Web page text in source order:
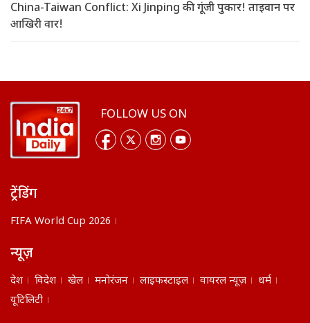
China-Taiwan Conflict: Xi Jinping की गूंजी पुकार! ताइवान पर
आखिरी वार!
FOLLOW US ON
ट्रेंडिंग
FIFA World Cup 2026
न्यूज़
देश विदेश खेल मनोरंजन लाइफस्टाइल वायरल न्यूज़
धर्म
यूटिलिटी